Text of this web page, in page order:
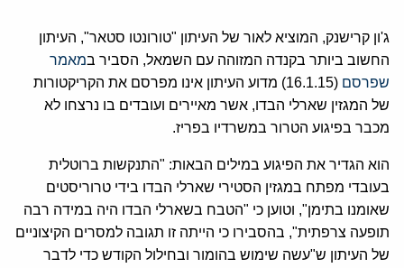
ג'ון קרישנק, המוציא לאור של העיתון "טורונטו סטאר", העיתון
החשוב ביותר בקנדה המזוהה עם השמאל, הסביר במאמר
שפרסם (16.1.15)
מדוע העיתון אינו מפרסם את הקריקטורות
של המגזין שארלי הבדו, אשר מאיירים ועובדים בו נרצחו לא
מכבר בפיגוע הטרור במשרדיו בפריז.
הוא הגדיר את הפיגוע במילים הבאות: "התנקשות ברוטלית
בעובדי מפתח במגזין הסטירי שארלי הבדו בידי טרוריסטים
שאומנו בתימן", וטוען כי "הטבח בשארלי הבדו היה במידה רבה
תופעה צרפתית", בהסבירו כי הייתה זו תגובה למסרים הקיצוניים
של העיתון ש"עשה שימוש בהומור ובחילול הקודש כדי לדבר